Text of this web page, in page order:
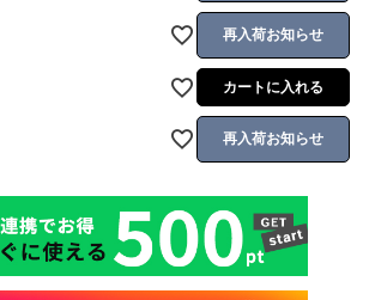
再入荷お知らせ
カートに入れる
再入荷お知らせ